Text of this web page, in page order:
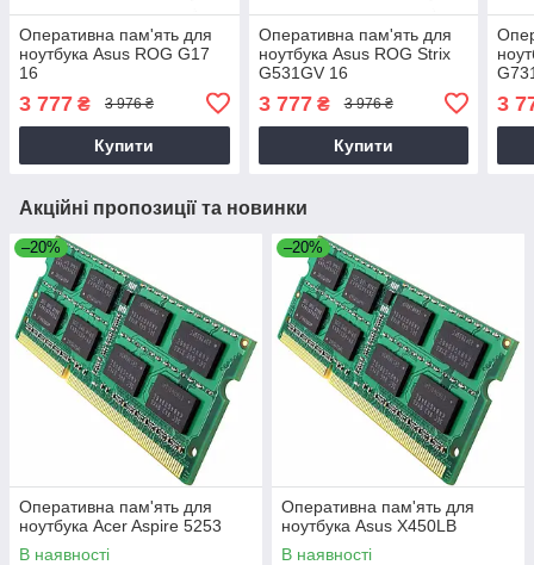
Оперативна пам'ять для
ноутбука Asus ROG G17
16
3 777 ₴ 3 976 ₴
Купити
Оперативна пам'ять для
ноутбука Asus ROG Strix
G531GV 16
3 777₴ 3 976 ₴
Купити
3
Акційні пропозиції та новинки
–20%
Оперативна пам'ять для
ноутбука Acer Aspire 5253
В наявності
–20%
Оперативна пам'ять для
ноутбука Asus X450LB
В наявності